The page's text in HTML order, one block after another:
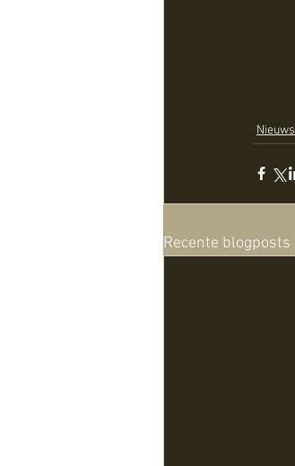
Nieuws
Recente blogposts